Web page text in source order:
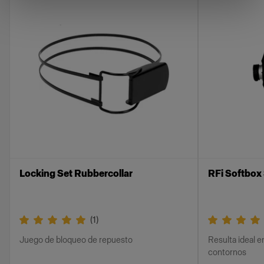
Nuestros adaptadores para RFi Speedring
permite que las RFi Softboxes sean compatibles
con todas las marcas de flashes y, además, su
gama abarca todo el rango: desde flashes
profesionales hasta luces estroboscópicas de
estudio de gran calidad. Incluso si posees
Características
flashes de Profoto o en los flashes de los
demás fabricantes de flashes.
Los orificios codificados por color permiten
Locking Set Rubbercollar
(1)
Juego de bloqueo de repuesto
RFi Softbox
Resulta ideal
contornos